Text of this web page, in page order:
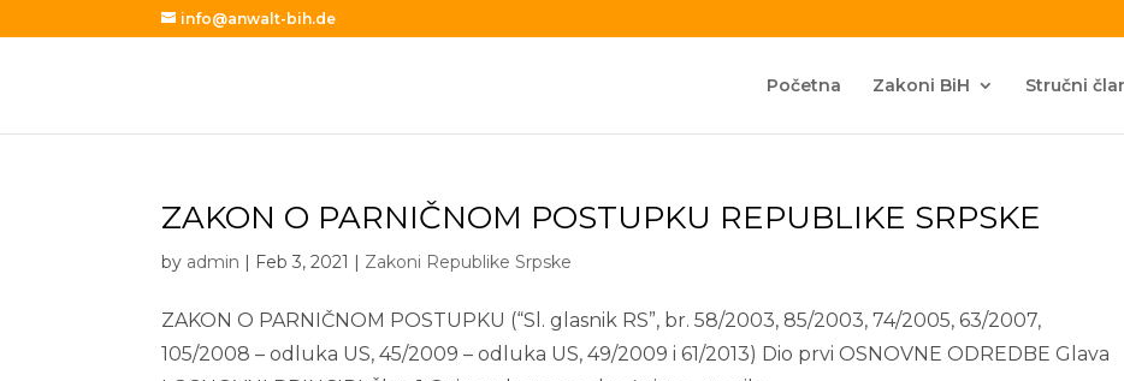
info@anwalt-bih.de
Početna Zakoni BiH Stručni
ZAKON O PARNIČNOM POSTUPKU REPUBLIKE SRPSKE
by admin | Feb 3, 2021 | Zakoni Republike Srpske
ZAKON O PARNIČNOM POSTUPKU (“Sl. glasnik RS”, br. 58/2003, 85/2003, 74/2005, 63/2007,
105/2008 – odluka US, 45/2009 – odluka US, 49/2009 i 61/2013) Dio prvi OSNOVNE ODREDBE Glava